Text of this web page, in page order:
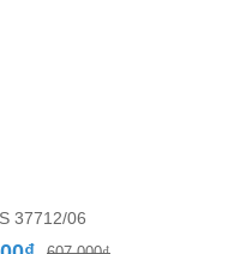
37712/06